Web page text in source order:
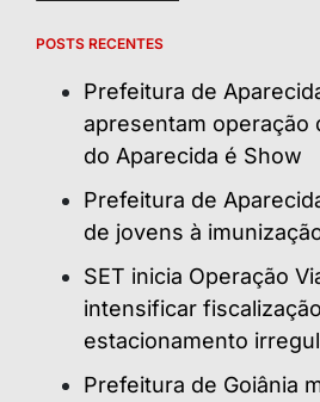
POSTS RECENTES
Prefeitura de
apresentam operação
do Aparecida é Show
Prefeitura de
de jovens à
SET inicia Operação
intensificar
estacionamento
Prefeitura de Goiânia